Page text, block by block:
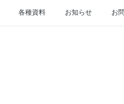
各種資料 お知らせ お